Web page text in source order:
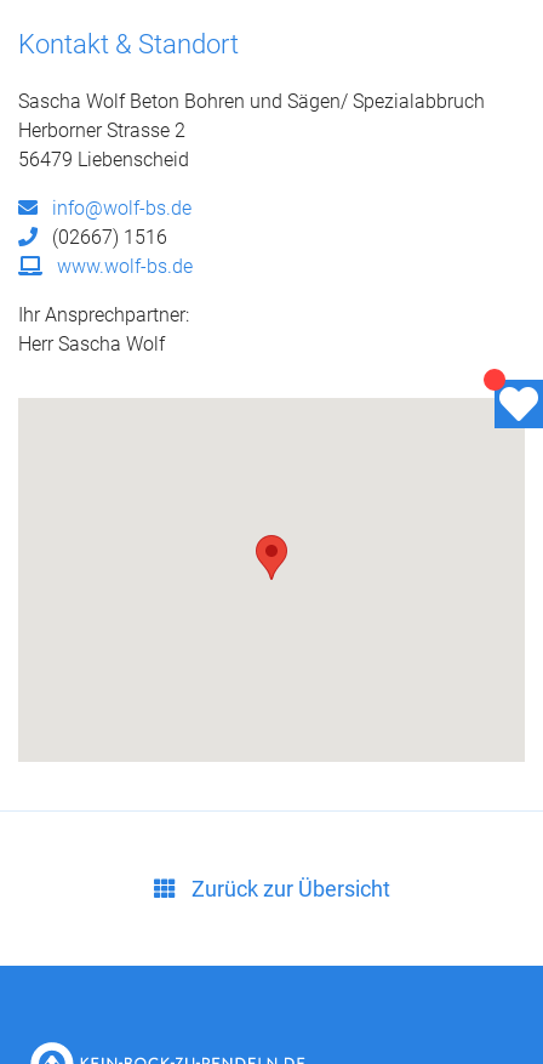
Kontakt & Standort
Sascha Wolf Beton Bohren und Sägen/ Spezialabbruch
Herborner Strasse 2
56479 Liebenscheid
info@wolf-bs.de
(02667) 1516
www.wolf-bs.de
Ihr Ansprechpartner:
Herr Sascha Wolf
Zurück zur Übersicht